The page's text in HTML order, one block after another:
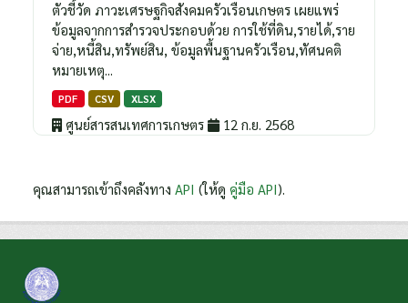
ตัวชี้วัด ภาวะเศรษฐกิจสังคมครัวเรือนเกษตร เผยแพร่
ข้อมูลจากการสำรวจประกอบด้วย การใช้ที่ดิน,รายได้,ราย
จ่าย,หนี้สิน,ทรัพย์สิน, ข้อมูลพื้นฐานครัวเรือน,ทัศนคติ
หมายเหตุ...
PDF CSV XLSX
ศูนย์สารสนเทศการเกษตร 12 ก.ย. 2568
คุณสามารถเข้าถึงคลังทาง API (ให้ดู คู่มือ API).